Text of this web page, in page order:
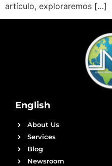
artículo, exploraremos […]
English
About Us
Services
Blog
Newsroom